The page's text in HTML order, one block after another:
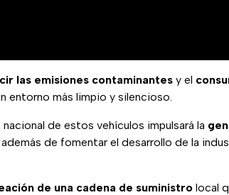
las emisiones contaminantes y el
entorno más limpio y silencioso.
de estos vehículos impulsará la
además de fomentar el desarrollo de la
de una cadena de suministro local